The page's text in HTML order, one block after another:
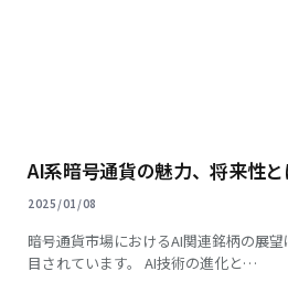
AI系暗号通貨の魅力、将来性と
2025/01/08
暗号通貨市場におけるAI関連銘柄の展
目されています。 AI技術の進化と…